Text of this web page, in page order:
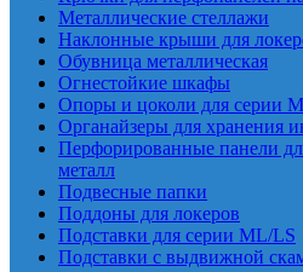
Металлические стеллажи
Наклонные крыши для
Обувница металлическая
Огнестойкие шкафы
Опоры и цоколи для серии
Органайзеры для хранения
Перфорированные панели
металл
Подвесные папки
Поддоны для локеров
Подставки для серии ML/LS
Подставки с выдвижной